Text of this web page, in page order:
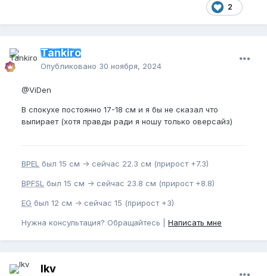
2
Tankiro
Опубликовано 30 ноября, 2024
@ViDen
В спокухе постоянно 17-18 см и я бы не сказал что
выпирает (хотя правды ради я ношу только оверсайз)
BPEL был 15 см -> сейчас 22.3 см (прирост +7.3)
BPFSL был 15 см -> сейчас 23.8 см (прирост +8.8)
EG был 12 см -> сейчас 15 (прирост +3)
Нужна консультация? Обращайтесь | Написать мне
lkv